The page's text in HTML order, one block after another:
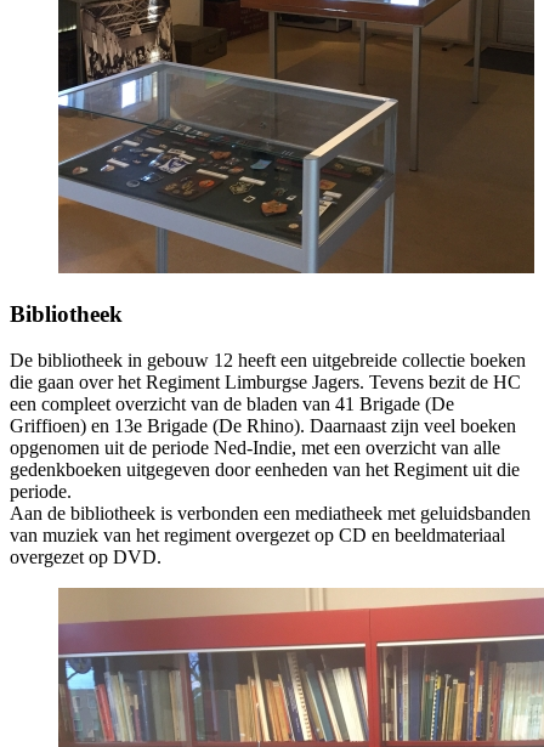
Bibliotheek
De bibliotheek in gebouw 12 heeft een uitgebreide collectie boeken
die gaan over het Regiment Limburgse Jagers. Tevens bezit de HC
een compleet overzicht van de bladen van 41 Brigade (De
Griffioen) en 13e Brigade (De Rhino). Daarnaast zijn veel boeken
opgenomen uit de periode Ned-Indie, met een overzicht van alle
gedenkboeken uitgegeven door eenheden van het Regiment uit die
periode.
Aan de bibliotheek is verbonden een mediatheek met geluidsbanden
van muziek van het regiment overgezet op CD en beeldmateriaal
overgezet op DVD.